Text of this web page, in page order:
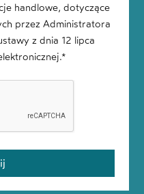
handlowe, dotyczące
przez Administratora
z dnia 12 lipca